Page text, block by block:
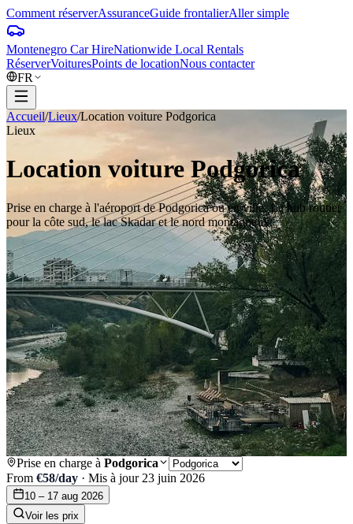
Comment réserverAssuranceGuide frontalierAller simple
Montenegro Car HireNationwide Local Rentals
RéserverVoituresPoints de locationNous contacter
FR
Accueil/Lieux/Location voiture Podgorica
Lieux
Location voiture Podgorica
Prise en charge à l'aéroport de Podgorica ou en ville. Le hub routier
pour la côte sud, le lac Skadar et le nord montagneux.
Prise en charge à Podgorica
From €58/day · Mis à jour 23 juin 2026
10 – 17 aug 2026
Voir les prix